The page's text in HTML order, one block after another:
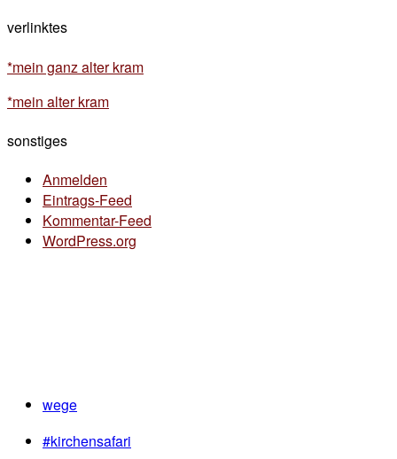
verlinktes
*mein ganz alter kram
*mein alter kram
sonstiges
Anmelden
Eintrags-Feed
Kommentar-Feed
WordPress.org
wege
#kirchensafari